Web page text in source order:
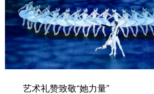
彩票 娱乐 时尚
公益 一带一路 亚太网
文化产业
地方频道
艺术礼赞致敬“她力量”